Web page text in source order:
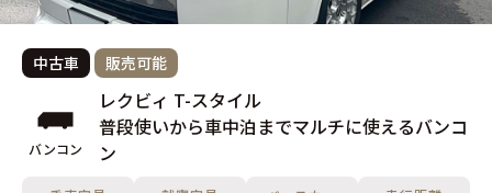
中古車 販売可能
バンコン
レクビィ T-スタイル
普段使いから車中泊までマルチに使えるバンコ
ン